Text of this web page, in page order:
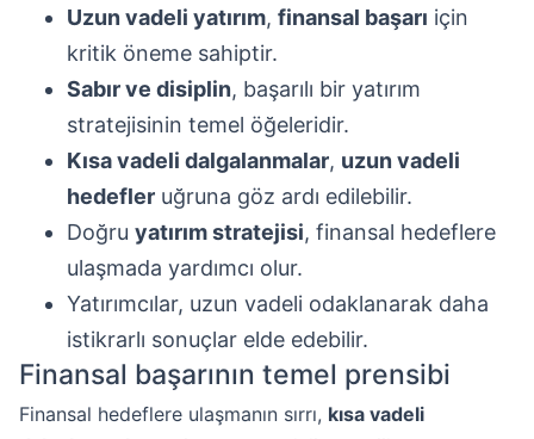
Uzun vadeli yatırım, finansal başarı için
kritik öneme sahiptir.
Sabır ve disiplin, başarılı bir yatırım
stratejisinin temel öğeleridir.
Kısa vadeli dalgalanmalar, uzun vadeli
hedefler uğruna göz ardı edilebilir.
Doğru yatırım stratejisi, finansal hedeflere
ulaşmada yardımcı olur.
Yatırımcılar, uzun vadeli odaklanarak daha
istikrarlı sonuçlar elde edebilir.
Finansal başarının temel prensibi
Finansal hedeflere ulaşmanın sırrı, kısa vadeli